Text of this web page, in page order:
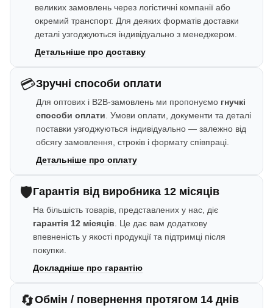
великих замовлень через логістичні компанії або
окремий транспорт. Для деяких форматів доставки
деталі узгоджуються індивідуально з менеджером.
Детальніше про доставку
💳Зручні способи оплати
Для оптових і B2B-замовлень ми пропонуємо гнучкі
способи оплати. Умови оплати, документи та деталі
поставки узгоджуються індивідуально — залежно від
обсягу замовлення, строків і формату співпраці.
Детальніше про оплату
🛡️Гарантія від виробника 12 місяців
На більшість товарів, представлених у нас, діє
гарантія 12 місяців. Це дає вам додаткову
впевненість у якості продукції та підтримці після
покупки.
Докладніше про гарантію
🔄Обмін / повернення протягом 14 днів